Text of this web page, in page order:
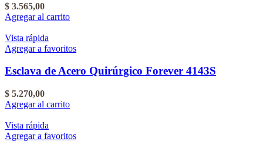
$ 3.565,00
Agregar al carrito
Vista rápida
Agregar a favoritos
Esclava de Acero Quirúrgico Forever 4143S
$ 5.270,00
Agregar al carrito
Vista rápida
Agregar a favoritos